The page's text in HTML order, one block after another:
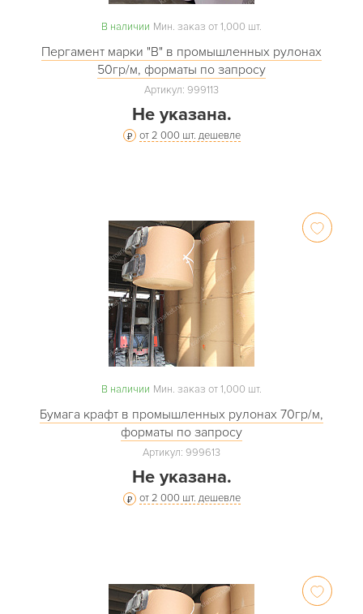
В наличии Мин. заказ от 1,000 шт.
Пергамент марки "В" в промышленных рулонах
50гр/м, форматы по запросу
Артикул: 999113
Не указана.
от 2 000 шт. дешевле
В наличии Мин. заказ от 1,000 шт.
Бумага крафт в промышленных рулонах 70гр/м,
форматы по запросу
Артикул: 999613
Не указана.
от 2 000 шт. дешевле